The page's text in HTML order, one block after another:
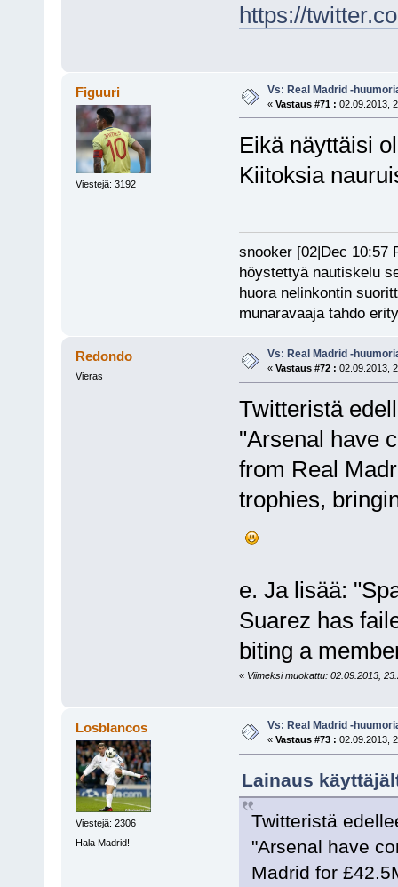
https://
Figuuri
Viestejä: 3192
Vs: Real Madrid -
« Vastaus #71 : 02.09.2013,
Eikä näyttäisi
Kiitoksia
snooker [02|Dec 10:57
höystettyä nautiskelu
huora nelinkontin
munaravaaja tahdo
Redondo
Vieras
Vs: Real Madrid -
« Vastaus #72 : 02.09.2013,
Twitteristä
"Arsenal have
from Real
trophies,
e. Ja lisää:
Suarez has
biting a
« Viimeksi muokattu: 02.09.2013,
Losblancos
Viestejä: 2306
Hala Madrid!
Vs: Real Madrid -
« Vastaus #73 : 02.09.2013,
Lainaus
Twitteristä
"Arsenal have
Madrid for